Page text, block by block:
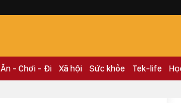
Ăn - Chơi - Đi Xã hội Sức khỏe Tek-life